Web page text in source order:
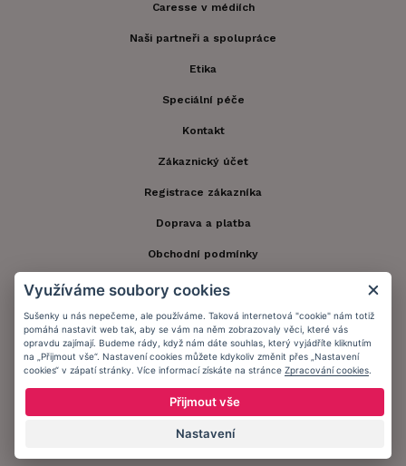
Caresse v médiích
Naši partneři a spolupráce
Etika
Speciální péče
Kontakt
Zákaznický účet
Registrace zákazníka
Doprava a platba
Obchodní podmínky
Ochrana osobních údajů
Informační memorandum
Zůstaňte s námi v kontaktu.
Využíváme soubory cookies
Sušenky u nás nepečeme, ale používáme. Taková internetová "cookie" nám totiž
pomáhá nastavit web tak, aby se vám na něm zobrazovaly věci, které vás
opravdu zajímají. Budeme rády, když nám dáte souhlas, který vyjádříte kliknutím
na „Přijmout vše“. Nastavení cookies můžete kdykoliv změnit přes „Nastavení
cookies“ v zápatí stránky. Více informací získáte na stránce Zpracování cookies.
Přijmout vše
Nastavení